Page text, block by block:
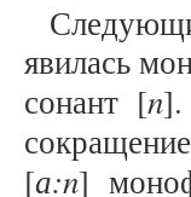
явилась
сонант [n].
[а:n]